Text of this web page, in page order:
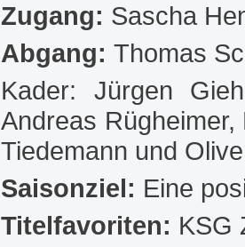
Zugang: Sascha
Abgang: Thomas
Kader: Jürgen
Andreas
Tiedemann und
Saisonziel: Eine
Titelfavoriten: KSG